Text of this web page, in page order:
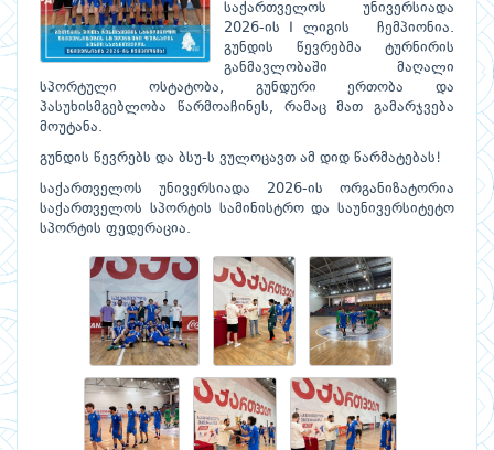
საქართველოს უნივერსიადა
2026-ის I ლიგის ჩემპიონია.
გუნდის წევრებმა ტურნირის
განმავლობაში მაღალი
სპორტული ოსტატობა, გუნდური ერთობა და
პასუხისმგებლობა წარმოაჩინეს, რამაც მათ გამარჯვება
მოუტანა.
გუნდის წევრებს და ბსუ-ს ვულოცავთ ამ დიდ წარმატებას!
საქართველოს უნივერსიადა 2026-ის ორგანიზატორია
საქართველოს სპორტის სამინისტრო და საუნივერსიტეტო
სპორტის ფედერაცია.